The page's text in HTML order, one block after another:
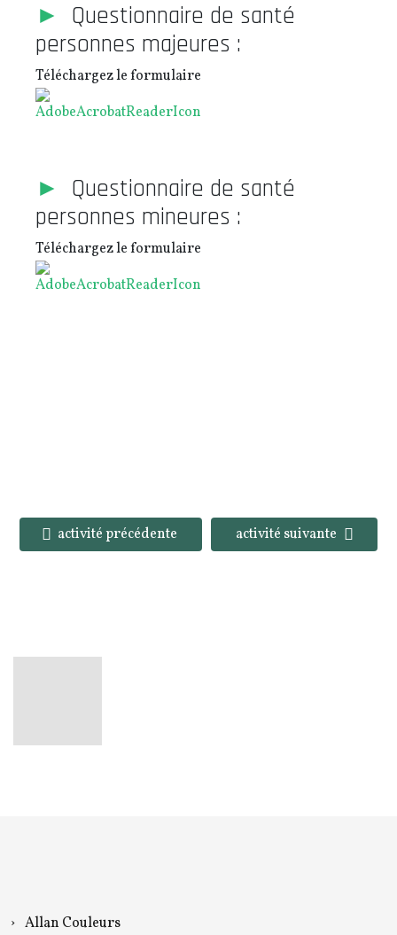
►
Questionnaire de santé
personnes majeures :
Téléchargez le formulaire
►
Questionnaire de santé
personnes mineures :
Téléchargez le formulaire
activité précédente activité suivante
Allan Couleurs